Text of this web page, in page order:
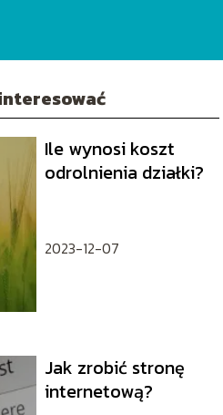
Ile wynosi koszt
odrolnienia działki?
2023-12-07
Jak zrobić stronę
internetową?